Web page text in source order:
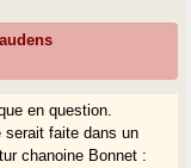
en question.
serait faite dans un
chanoine Bonnet :